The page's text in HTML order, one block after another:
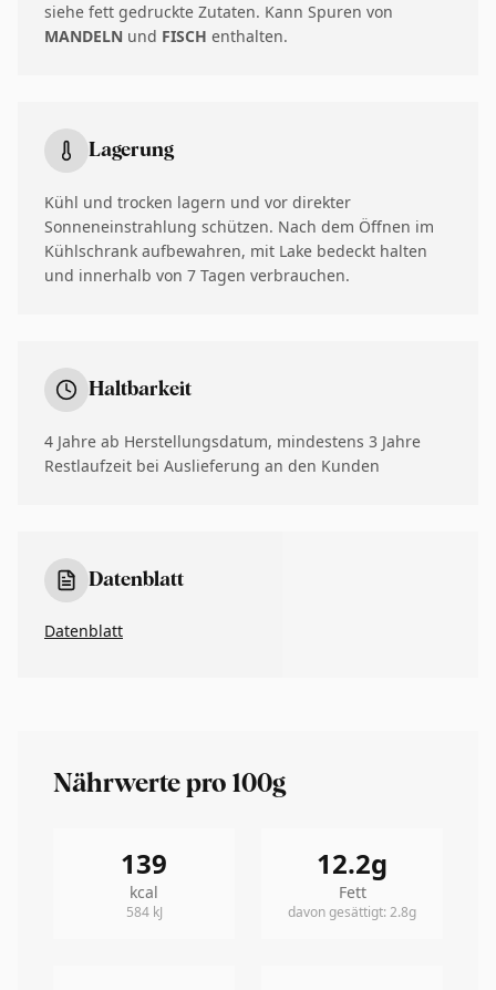
siehe fett gedruckte Zutaten. Kann Spuren von
MANDELN und FISCH enthalten.
Lagerung
Kühl und trocken lagern und vor direkter
Sonneneinstrahlung schützen. Nach dem Öffnen im
Kühlschrank aufbewahren, mit Lake bedeckt halten
und innerhalb von 7 Tagen verbrauchen.
Haltbarkeit
4 Jahre ab Herstellungsdatum, mindestens 3 Jahre
Restlaufzeit bei Auslieferung an den Kunden
Datenblatt
Datenblatt
Nährwerte pro 100g
139
kcal
584kJ
12.2g
Fett
davon gesättigt: 2.8g